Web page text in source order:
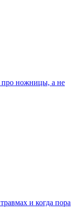
ножницы, а не
и когда пора